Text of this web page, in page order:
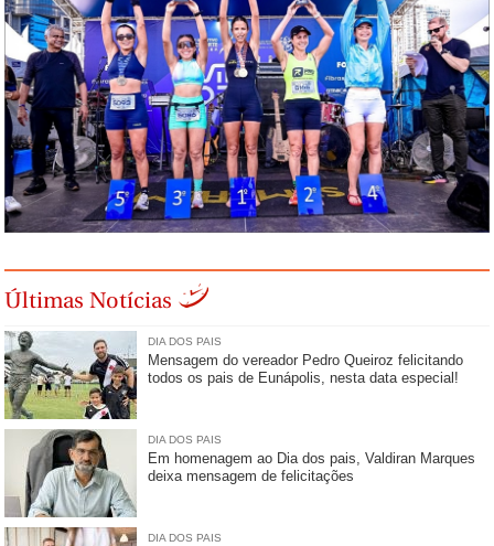
Últimas Notícias
DIA DOS PAIS
Mensagem do vereador Pedro Queiroz felicitando
todos os pais de Eunápolis, nesta data especial!
DIA DOS PAIS
Em homenagem ao Dia dos pais, Valdiran Marques
deixa mensagem de felicitações
DIA DOS PAIS